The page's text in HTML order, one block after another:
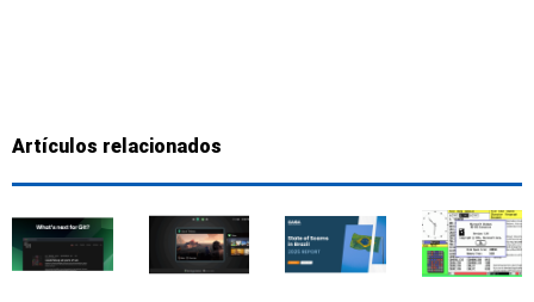
Artículos relacionados